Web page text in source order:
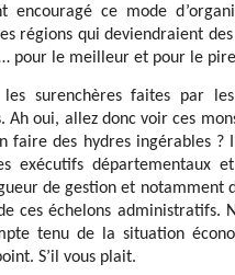
encouragé ce mode
régions qui deviendraient
pour le meilleur et pour le
les surenchères faites par
Ah oui, allez donc voir ces
faire des hydres ingérables
exécutifs départementaux
de gestion et notamment
ces échelons administratifs.
tenu de la situation
S’il vous plait.